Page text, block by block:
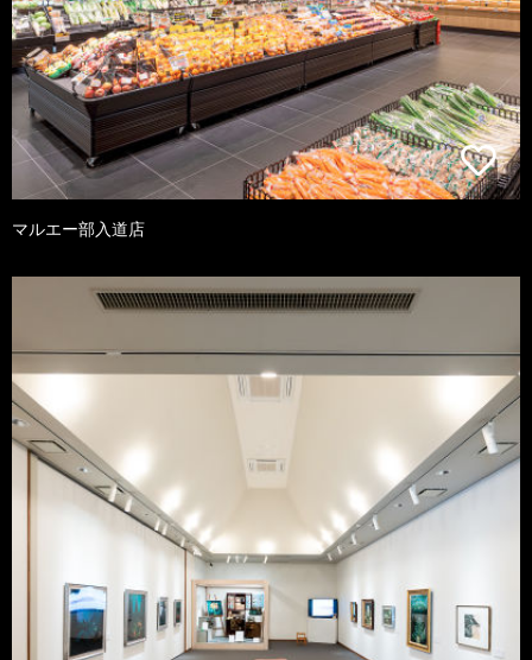
マルエー部入道店